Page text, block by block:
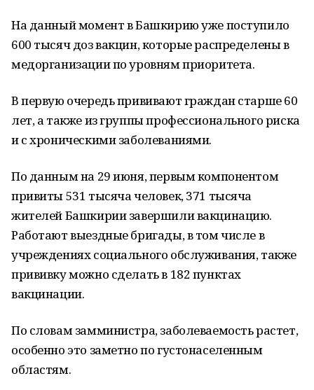
На данный момент в Башкирию уже поступило
600 тысяч доз вакцин, которые распределены в
медорганизации по уровням приоритета.
В первую очередь прививают граждан старше 60
лет, а также из группы профессионального риска
и с хроническими заболеваниями.
По данным на 29 июня, первым компонентом
привиты 531 тысяча человек, 371 тысяча
жителей Башкирии завершили вакцинацию.
Работают выездные бригады, в том числе в
учреждениях социального обслуживания, также
прививку можно сделать в 182 пунктах
вакцинации.
По словам замминистра, заболеваемость растет,
особенно это заметно по густонаселенным
областям.